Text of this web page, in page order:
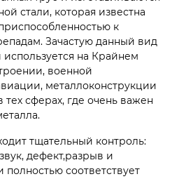
стали, которая известна
к
Зачастую данный вид
на Крайнем
военной
металлоконструкции
сферах, где очень важен
тщательный контроль:
дефект,разрыв и
полностью соответствует